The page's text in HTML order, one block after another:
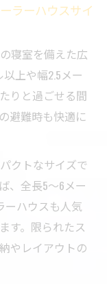
ラーハウスサイ
寝室を備えた広
上や幅2.5メー
りと過ごせる間
避難時も快適に
クトなサイズで
、全長5～6メー
ーハウスも人気
す。限られたス
やレイアウトの